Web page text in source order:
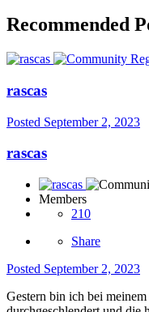
Recommended
rascas
Posted September 2, 2023
rascas
Members
210
Share
Posted September 2, 2023
Gestern bin ich bei